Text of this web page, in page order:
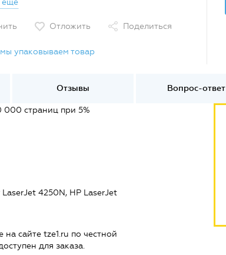
ещё
Отложить Поделиться
упаковываем товар
Отзывы Вопрос-ответ
000 страниц при 5%
4250N, HP LaserJet
сайте tze1.ru по честной
для заказа.